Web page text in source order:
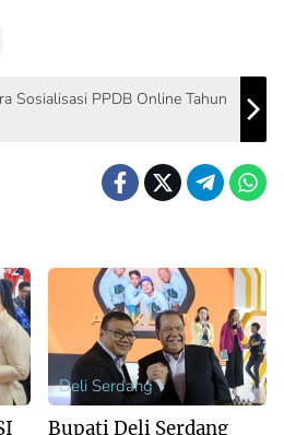
Sosialisasi PPDB Online Tahun
Deli Serdang
Bupati Deli Serdang